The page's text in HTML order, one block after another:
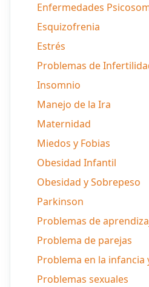
Enfermedades
Esquizofrenia
Estrés
Problemas de
Insomnio
Manejo de la Ira
Maternidad
Miedos y Fobias
Obesidad Infantil
Obesidad y Sobrepeso
Parkinson
Problemas de
Problema de parejas
Problema en la infancia
Problemas sexuales